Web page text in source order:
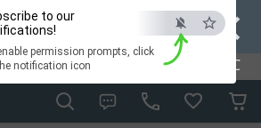
×
ESC
to our
permission prompts, click
notification icon
у кожен дім.